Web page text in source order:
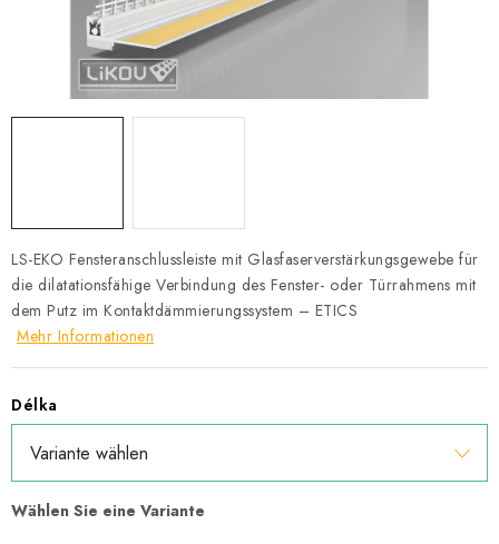
Datenschutzerklärung
Allgemeinen Geschäftsbedingungen
Sitemap von Milpe.sk
LS-EKO Fensteranschlussleiste mit Glasfaserverstärkungsgewebe für
die dilatationsfähige Verbindung des Fenster- oder Türrahmens mit
dem Putz im Kontaktdämmierungssystem – ETICS
Mehr Informationen
Délka